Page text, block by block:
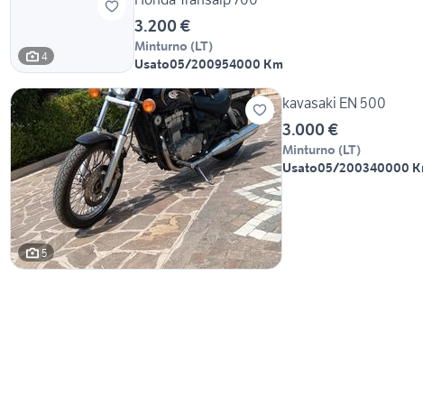
4
3.200 €
Minturno (LT)
Usato05/200954000 Km
5
kavasaki EN 500
3.000 €
Minturno (LT)
Usato05/200340000